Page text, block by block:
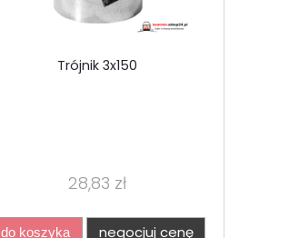
Trójnik 3x150
28,83 zł
do koszyka negocjuj cenę